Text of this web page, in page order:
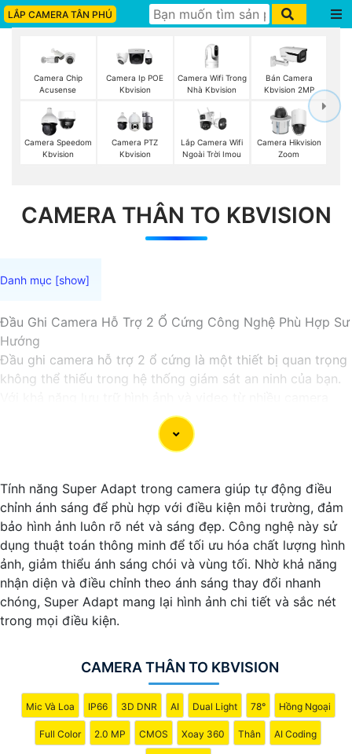
LẮP CAMERA TÂN PHÚ
Camera Chip
Acusense
Camera Ip POE
Kbvision
Camera Wifi Trong
Nhà Kbvision
Bán Camera
Kbvision 2MP
Camera Speedom
Kbvision
Camera PTZ
Kbvision
Lắp Camera Wifi
Ngoài Trời Imou
Camera Hikvision
Zoom
CAMERA THÂN TO KBVISION
Đầu Ghi Camera Hỗ Trợ 2 Ổ Cứng Công Nghệ Phù Hợp Sư
Hướng
Đầu ghi camera hỗ trợ 2 ổ cứng là một thiết bị quan trọng
không thể thiếu trong hệ thống giám sát an ninh của bạn.
cùng một lúc, đầu ghi này giúp bạn quản lý và theo dõi
các hoạt động trong và ngoài nhà một cách hiệu quả.
Công nghệ mới nhất được áp dụng vào đầu ghi camera
trợ 2 ổ cứng cho phép bạn mở rộng không gian lưu trữ mà
không cần lo lắng về việc ghi đè dữ liệu quan trọng.
Nếu bạn đang tìm kiếm một giải pháp giám sát an ninh
thông minh và tiện lợi, đầu ghi camera hỗ trợ 2 ổ cứng
công nghệ phù hợp sẽ là sự lựa chọn hoàn hảo cho nhu
cầu của bạn. Hãy đầu tư vào sản phẩm này để bảo vệ và
giám sát nhà ở, cửa hàng hoặc văn phòng của bạn một
cách chuyên nghiệp và hiệu quả nhất.
Tính năng Super Adapt trong camera giúp tự động điều
chỉnh ánh sáng để phù hợp với điều kiện môi trường, đảm
bảo hình ảnh luôn rõ nét và sáng đẹp. Công nghệ này sử
dụng thuật toán thông minh để tối ưu hóa chất lượng hình
ảnh, giảm thiểu ánh sáng chói và vùng tối. Nhờ khả năng
nhận diện và điều chỉnh theo ánh sáng thay đổi nhanh
chóng, Super Adapt mang lại hình ảnh chi tiết và sắc nét
trong mọi điều kiện.
CAMERA THÂN TO KBVISION
Mic Và Loa IP66 3D DNR AI Dual Light 78° Hồng Ngoại
Full Color 2.0 MP CMOS Xoay 360 Thân AI Coding